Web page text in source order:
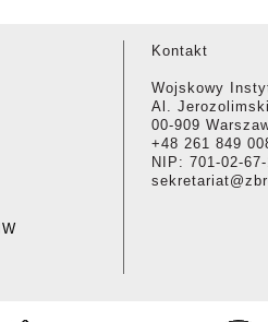
Kontakt
Wojskowy
Al.
00-909
+48 261 849
NIP: 701-02-67-